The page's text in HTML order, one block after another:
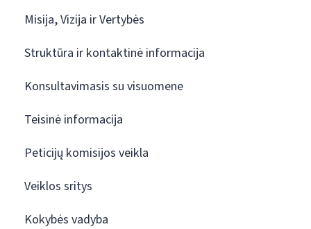
Misija, Vizija ir Vertybės
Struktūra ir kontaktinė informacija
Konsultavimasis su visuomene
Teisinė informacija
Peticijų komisijos veikla
Veiklos sritys
Kokybės vadyba